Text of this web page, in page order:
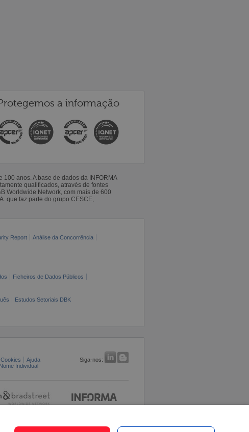
a informação
anos. A base de dados da INFORMA
qualificados, através de fontes
Worldwide Network, com mais de 600
que faz parte do grupo CESCE,
Report
Análise da Concorrência
Ficheiros de Dados Públicos
Estudos Setoriais DBK
Ajuda
Siga-nos:
Individual